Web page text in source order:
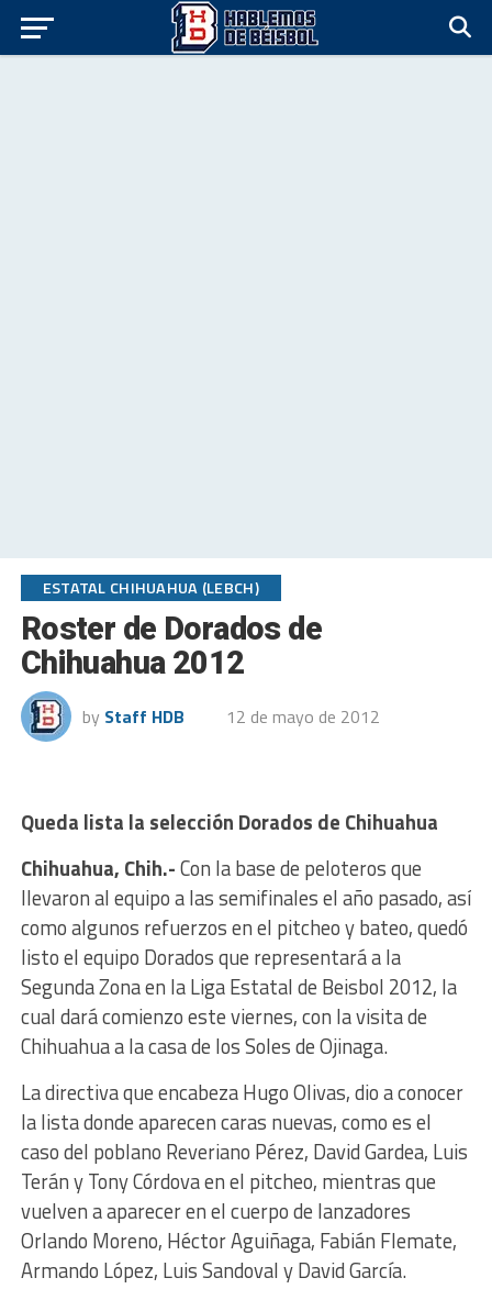
ESTATAL CHIHUAHUA (LEBCH)
Roster de Dorados de
Chihuahua 2012
by Staff HDB 12 de mayo de 2012
Queda lista la selección Dorados de Chihuahua
Chihuahua, Chih.-Con la base de peloteros que
llevaron al equipo a las semifinales el año pasado, así
como algunos refuerzos en el pitcheo y bateo, quedó
listo el equipo Dorados que representará a la
Segunda Zona en la Liga Estatal de Beisbol 2012, la
cual dará comienzo este viernes, con la visita de
Chihuahua a la casa de los Soles de Ojinaga.
La directiva que encabeza Hugo Olivas, dio a conocer
la lista donde aparecen caras nuevas, como es el
caso del poblano Reveriano Pérez, David Gardea, Luis
Terán y Tony Córdova en el pitcheo, mientras que
vuelven a aparecer en el cuerpo de lanzadores
Orlando Moreno, Héctor Aguiñaga, Fabián Flemate,
Armando López, Luis Sandoval y David García.